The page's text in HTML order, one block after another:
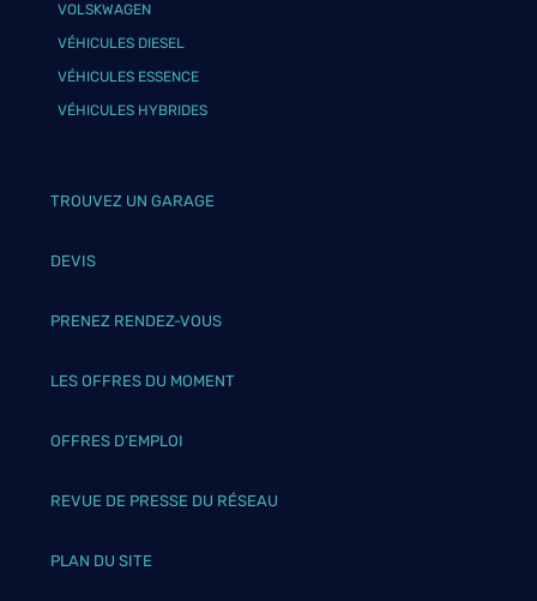
VOLSKWAGEN
VÉHICULES DIESEL
VÉHICULES ESSENCE
VÉHICULES HYBRIDES
TROUVEZ UN GARAGE
DEVIS
PRENEZ RENDEZ-VOUS
LES OFFRES DU MOMENT
OFFRES D’EMPLOI
REVUE DE PRESSE DU RÉSEAU
PLAN DU SITE